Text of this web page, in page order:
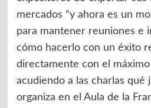
mercados “y ahora es un
para mantener reuniones e
cómo hacerlo con un éxito
directamente con el
acudiendo a las charlas qué
organiza en el Aula de la